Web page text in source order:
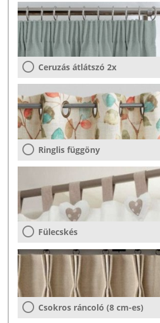
Ceruzás átlátszó 2x
Ringlis függöny
Fülecskés
Csokros ráncoló (8 cm-es)